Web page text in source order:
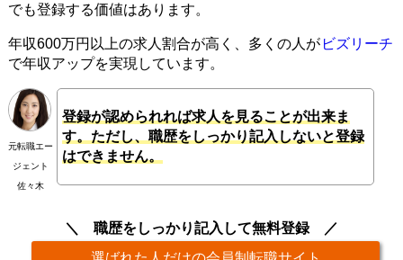
でも登録する価値はあります。
年収600万円以上の求人割合が高く、多くの人が ビズリーチ
で年収アップを実現しています。
元転職エー
ジェント
佐々木
登録が認められれば求人を見ることが出来ま
す。ただし、職歴をしっかり記入しないと登録
はできません。
職歴をしっかり記入して無料登録